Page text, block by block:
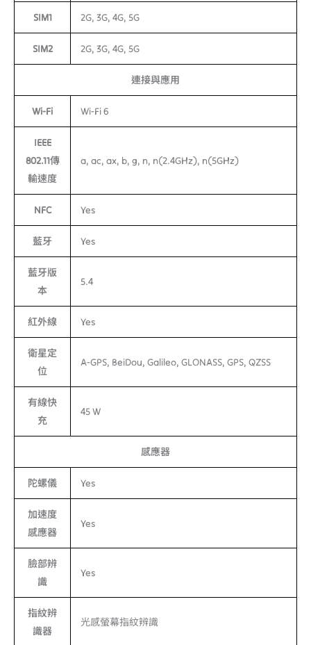
SIM1 2G, 3G, 4G, 5G
SIM2 2G, 3G, 4G, 5G
連接與應用
Wi-Fi Wi-Fi 6
IEEE
802.11傳
輸速度
a, ac, ax, b, g, n, n(2.4GHz), n(5GHz)
NFC Yes
藍牙 Yes
藍牙版
本
5.4
紅外線 Yes
衛星定
位
A-GPS, BeiDou, Galileo, GLONASS, GPS, QZSS
有線快
充
45 W
感應器
陀螺儀 Yes
加速度
感應器
Yes
臉部辨
識
Yes
指紋辨
識器
光感螢幕指紋辨識